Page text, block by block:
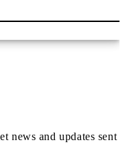
news and updates sent